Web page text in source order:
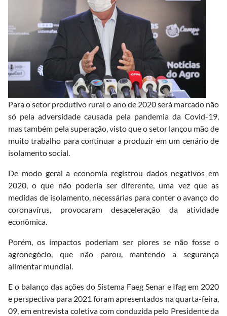
Para o setor produtivo rural o ano de 2020 será marcado não
só pela adversidade causada pela pandemia da Covid-19,
mas também pela superação, visto que o setor lançou mão de
muito trabalho para continuar a produzir em um cenário de
isolamento social.
De modo geral a economia registrou dados negativos em
2020, o que não poderia ser diferente, uma vez que as
medidas de isolamento, necessárias para conter o avanço do
coronavírus, provocaram desaceleração da atividade
econômica.
Porém, os impactos poderiam ser piores se não fosse o
agronegócio, que não parou, mantendo a segurança
alimentar mundial.
E o balanço das ações do Sistema Faeg Senar e Ifag em 2020
e perspectiva para 2021 foram apresentados na quarta-feira,
09, em entrevista coletiva com conduzida pelo Presidente da